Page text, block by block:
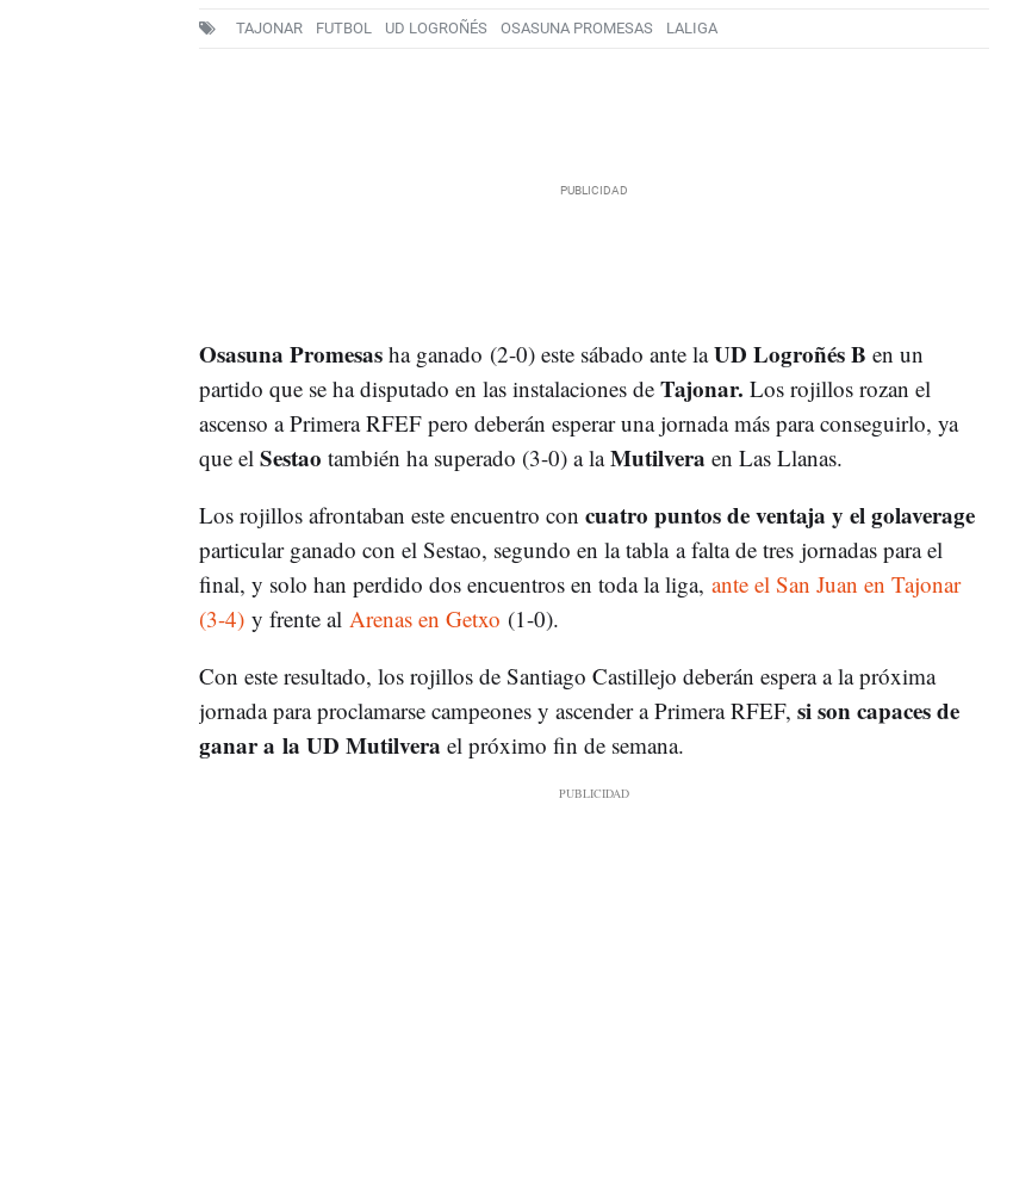
TAJONAR FUTBOL UD LOGROÑÉS OSASUNA PROMESAS LALIGA
Osasuna Promesasha ganado (2-0) este sábado ante laUD Logroñés B en un
partido que se ha disputado en las instalaciones deTajonar. Los rojillos rozan el
ascenso a Primera RFEF pero deberán esperar una jornada más para conseguirlo, ya
que el Sestao también ha superado (3-0) a laMutilvera en Las Llanas.
Los rojillos afrontaban este encuentro con cuatro puntos de ventaja y el golaverage
particular ganado con el Sestao, segundo en la tabla a falta de tres jornadas para el
final, y solo han perdido dos encuentros en toda la liga, ante el San Juan en Tajonar
(3-4) y frente al Arenas en Getxo (1-0).
Con este resultado, los rojillos de Santiago Castillejo deberán espera a la próxima
jornada para proclamarse campeones y ascender a Primera RFEF, si son capaces de
ganar a la UD Mutilvera el próximo fin de semana.